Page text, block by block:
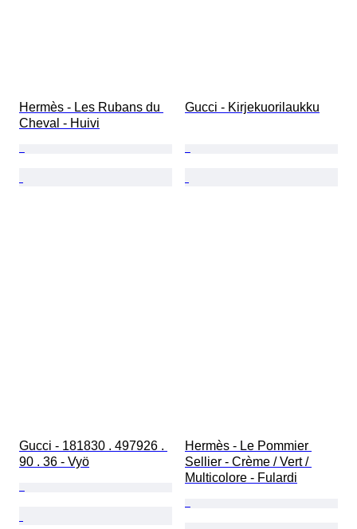
Hermès - Les Rubans du
Cheval - Huivi
Gucci - Kirjekuorilaukku
Gucci - 181830 . 497926 .
90 . 36 - Vyö
Hermès - Le Pommier
Sellier - Crème / Vert /
Multicolore - Fulardi